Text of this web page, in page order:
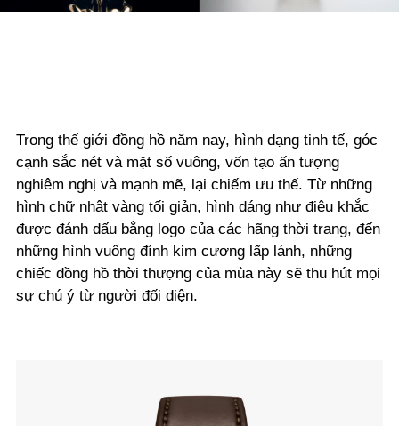
Trong thế giới đồng hồ năm nay, hình dạng tinh tế, góc
cạnh sắc nét và mặt số vuông, vốn tạo ấn tượng
nghiêm nghị và mạnh mẽ, lại chiếm ưu thế. Từ những
hình chữ nhật vàng tối giản, hình dáng như điêu khắc
được đánh dấu bằng logo của các hãng thời trang, đến
những hình vuông đính kim cương lấp lánh, những
chiếc đồng hồ thời thượng của mùa này sẽ thu hút mọi
sự chú ý từ người đối diện.